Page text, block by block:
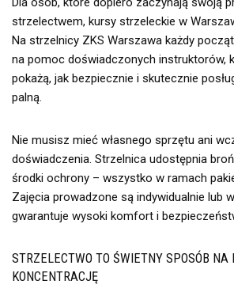
strzelectwem, kursy strzeleckie w
Na strzelnicy ZKS Warszawa każdy
na pomoc doświadczonych instruktorów,
pokażą, jak bezpiecznie i skutecznie
palną.
Nie musisz mieć własnego sprzętu ani
doświadczenia. Strzelnica udostępnia
środki ochrony – wszystko w ramach
Zajęcia prowadzone są indywidualnie lub
gwarantuje wysoki komfort i
STRZELECTWO TO ŚWIETNY SPOSÓB NA
KONCENTRACJĘ